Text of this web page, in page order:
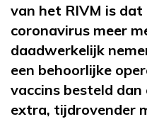
van het RIVM is
coronavirus meer
daadwerkelijk
een behoorlijke
vaccins besteld
extra, tijdrovender